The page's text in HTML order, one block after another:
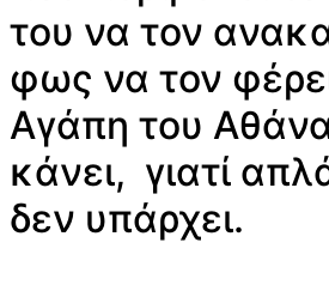
του να τον
φως να τον
Αγάπη του
κάνει, γιατί
δεν υπάρχει.